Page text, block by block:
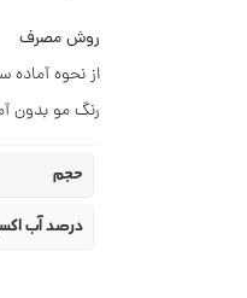
روش مصرف
از نحوه
رنگ مو بدون
حجم
درصد آب